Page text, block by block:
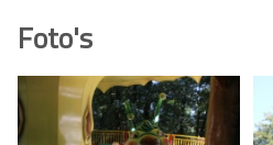
Foto's